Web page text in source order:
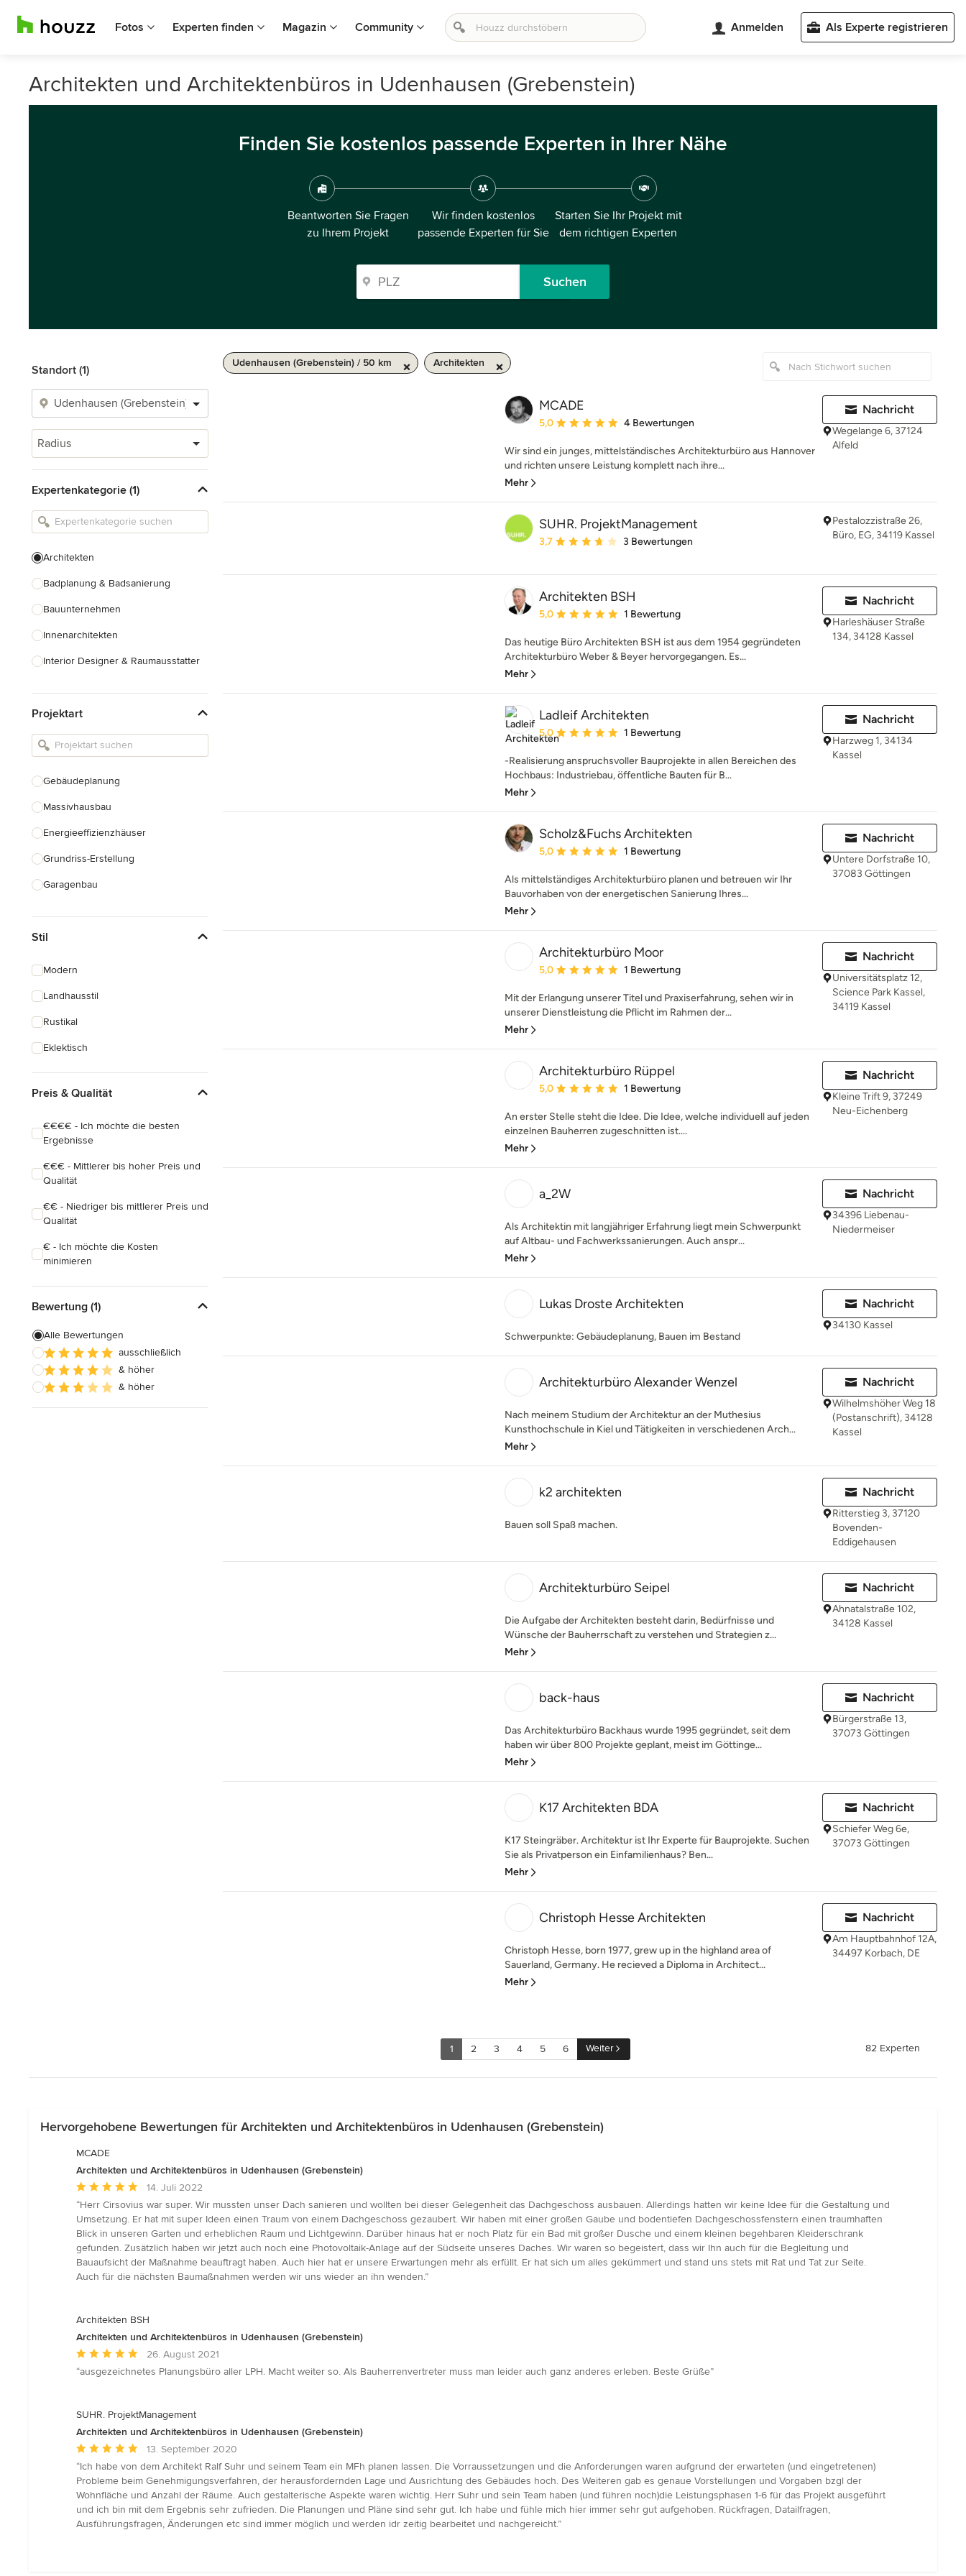
Fotos Experten finden Magazin Community Anmelden Als Experte registrieren
Architekten und Architektenbüros in Udenhausen (Grebenstein)
Finden Sie kostenlos passende Experten in Ihrer Nähe
Beantworten Sie Fragen
zu Ihrem Projekt
Wir finden kostenlos
passende Experten für Sie
Starten Sie Ihr Projekt mit
dem richtigen Experten
Suchen
Standort (1)
Radius
Expertenkategorie (1)
Architekten
Badplanung & Badsanierung
Bauunternehmen
Innenarchitekten
Interior Designer & Raumausstatter
Landschaftsarchitekten
Armaturen & Sanitärbedarf
Einbauschränke
Projektart
Gebäudeplanung
Massivhausbau
Energieeffizienzhäuser
Grundriss-Erstellung
Garagenbau
Baudenkmalpflege
Alle anzeigen
Stil
Modern
Landhausstil
Rustikal
Eklektisch
Preis & Qualität
€€€€ - Ich möchte die besten
Ergebnisse
€€€ - Mittlerer bis hoher Preis und
Qualität
€€ - Niedriger bis mittlerer Preis und
Qualität
€ - Ich möchte die Kosten
minimieren
Bewertung (1)
Alle Bewertungen
ausschließlich
& höher
& höher
Udenhausen (Grebenstein) / 50 km Architekten
MCADE
Durchschnittliche Bewertung: 5 von 5 Sternen
5,0 4 Bewertungen
Wir sind ein junges, mittelständisches Architekturbüro aus Hannover
und richten unsere Leistung komplett nach ihre...
Mehr
Nachricht
Wegelange 6, 37124
Alfeld
SUHR. ProjektManagement
Durchschnittliche Bewertung: 3.7 von 5 Sternen
3,7 3 Bewertungen
Pestalozzistraße 26,
Büro, EG, 34119 Kassel
Architekten BSH
Durchschnittliche Bewertung: 5 von 5 Sternen
5,0 1 Bewertung
Das heutige Büro Architekten BSH ist aus dem 1954 gegründeten
Architekturbüro Weber & Beyer hervorgegangen. Es...
Mehr
Nachricht
Harleshäuser Straße
134, 34128 Kassel
Ladleif Architekten
Durchschnittliche Bewertung: 5 von 5 Sternen
5,0 1 Bewertung
-Realisierung anspruchsvoller Bauprojekte in allen Bereichen des
Hochbaus: Industriebau, öffentliche Bauten für B...
Mehr
Nachricht
Harzweg 1, 34134
Kassel
Scholz&Fuchs Architekten
Durchschnittliche Bewertung: 5 von 5 Sternen
5,0 1 Bewertung
Als mittelständiges Architekturbüro planen und betreuen wir Ihr
Bauvorhaben von der energetischen Sanierung Ihres...
Mehr
Nachricht
Untere Dorfstraße 10,
37083 Göttingen
Architekturbüro Moor
Durchschnittliche Bewertung: 5 von 5 Sternen
5,0 1 Bewertung
Mit der Erlangung unserer Titel und Praxiserfahrung, sehen wir in
unserer Dienstleistung die Pflicht im Rahmen der...
Mehr
Nachricht
Universitätsplatz 12,
Science Park Kassel,
34119 Kassel
Architekturbüro Rüppel
Durchschnittliche Bewertung: 5 von 5 Sternen
5,0 1 Bewertung
An erster Stelle steht die Idee. Die Idee, welche individuell auf jeden
einzelnen Bauherren zugeschnitten ist....
Mehr
Nachricht
Kleine Trift 9, 37249
Neu-Eichenberg
a_2W
Als Architektin mit langjähriger Erfahrung liegt mein Schwerpunkt
auf Altbau- und Fachwerkssanierungen. Auch anspr...
Mehr
Nachricht
34396 Liebenau-
Niedermeiser
Lukas Droste Architekten
Schwerpunkte: Gebäudeplanung, Bauen im Bestand
Nachricht
34130 Kassel
Architekturbüro Alexander Wenzel
Nach meinem Studium der Architektur an der Muthesius
Kunsthochschule in Kiel und Tätigkeiten in verschiedenen Arch...
Mehr
Nachricht
Wilhelmshöher Weg 18
(Postanschrift), 34128
Kassel
k2 architekten
Bauen soll Spaß machen.
Nachricht
Ritterstieg 3, 37120
Bovenden-
Eddigehausen
Architekturbüro Seipel
Die Aufgabe der Architekten besteht darin, Bedürfnisse und
Wünsche der Bauherrschaft zu verstehen und Strategien z...
Mehr
Nachricht
Ahnatalstraße 102,
34128 Kassel
back-haus
Das Architekturbüro Backhaus wurde 1995 gegründet, seit dem
haben wir über 800 Projekte geplant, meist im Göttinge...
Mehr
Nachricht
Bürgerstraße 13,
37073 Göttingen
K17 Architekten BDA
K17 Steingräber. Architektur ist Ihr Experte für Bauprojekte. Suchen
Sie als Privatperson ein Einfamilienhaus? Ben...
Mehr
Nachricht
Schiefer Weg 6e,
37073 Göttingen
Christoph Hesse Architekten
Christoph Hesse, born 1977, grew up in the highland area of
Sauerland, Germany. He recieved a Diploma in Architect...
Mehr
Nachricht
Am Hauptbahnhof 12A,
34497 Korbach, DE
1 2 3 4 5 6 Weiter 82 Experten
Hervorgehobene Bewertungen für Architekten und Architektenbüros in Udenhausen (Grebenstein)
MCADE
Architekten und Architektenbüros in Udenhausen (Grebenstein)
Durchschnittliche
Bewertung:
5
von
5
Sternen
14. Juli 2022
“Herr Cirsovius war super. Wir mussten unser Dach sanieren und wollten bei dieser Gelegenheit das Dachgeschoss ausbauen. Allerdings hatten wir keine Idee für die Gestaltung und
Umsetzung. Er hat mit super Ideen einen Traum von einem Dachgeschoss gezaubert. Wir haben mit einer großen Gaube und bodentiefen Dachgeschossfenstern einen traumhaften
Blick in unseren Garten und erheblichen Raum und Lichtgewinn. Darüber hinaus hat er noch Platz für ein Bad mit großer Dusche und einem kleinen begehbaren Kleiderschrank
gefunden. Zusätzlich haben wir jetzt auch noch eine Photovoltaik-Anlage auf der Südseite unseres Daches. Wir waren so begeistert, dass wir Ihn auch für die Begleitung und
Bauaufsicht der Maßnahme beauftragt haben. Auch hier hat er unsere Erwartungen mehr als erfüllt. Er hat sich um alles gekümmert und stand uns stets mit Rat und Tat zur Seite.
Auch für die nächsten Baumaßnahmen werden wir uns wieder an ihn wenden.”
Architekten BSH
Architekten und Architektenbüros in Udenhausen (Grebenstein)
Durchschnittliche
Bewertung:
5
26. August 2021
“ausgezeichnetes Planungsbüro aller LPH. Macht weiter so. Als Bauherrenvertreter muss man leider auch ganz anderes erleben. Beste Grüße”
SUHR. ProjektManagement
Architekten und Architektenbüros in Udenhausen (Grebenstein)
Durchschnittliche
Bewertung:
5
von
5
Sternen
13. September 2020
“Ich habe von dem Architekt Ralf Suhr und seinem Team ein MFh planen lassen. Die Vorraussetzungen und die Anforderungen waren aufgrund der erwarteten (und eingetretenen)
Probleme beim Genehmigungsverfahren, der herausfordernden Lage und Ausrichtung des Gebäudes hoch. Des Weiteren gab es genaue Vorstellungen und Vorgaben bzgl der
Wohnfläche und Anzahl der Räume. Auch gestalterische Aspekte waren wichtig. Herr Suhr und sein Team haben (und führen noch)die Leistungsphasen 1-6 für das Projekt ausgeführt
und ich bin mit dem Ergebnis sehr zufrieden. Die Planungen und Pläne sind sehr gut. Ich habe und fühle mich hier immer sehr gut aufgehoben. Rückfragen, Datailfragen,
Ausführungsfragen, Änderungen etc sind immer möglich und werden idr zeitig bearbeitet und nachgereicht.”